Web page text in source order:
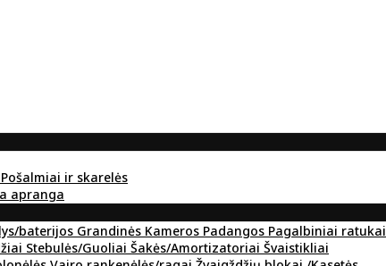
Pošalmiai ir skarelės
apranga
baterijos Grandinės Kameros Padangos Pagalbiniai ratukai
Stebulės/Guoliai Šakės/Amortizatoriai Švaistikliai